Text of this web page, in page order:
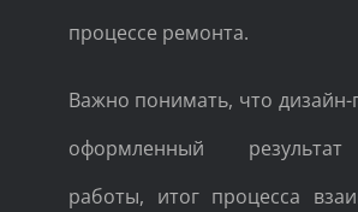
процессе ремонта.
Важно понимать, что дизайн-
оформленный
работы, итог процесса